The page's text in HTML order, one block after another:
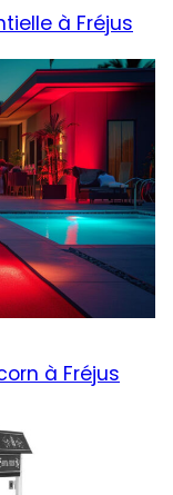
à Fréjus
à Fréjus